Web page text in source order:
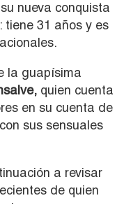
nueva conquista
tiene 31 años y es
la guapísima
quien cuenta
en su cuenta de
sus sensuales
a revisar
de quien